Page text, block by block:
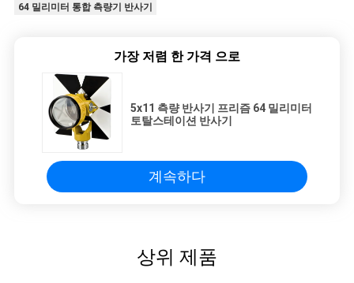
64 밀리미터 통합 측량기 반사기
가장 저렴 한 가격 으로
5x11 측량 반사기 프리즘 64 밀리미터
토탈스테이션 반사기
계속하다
상위 제품